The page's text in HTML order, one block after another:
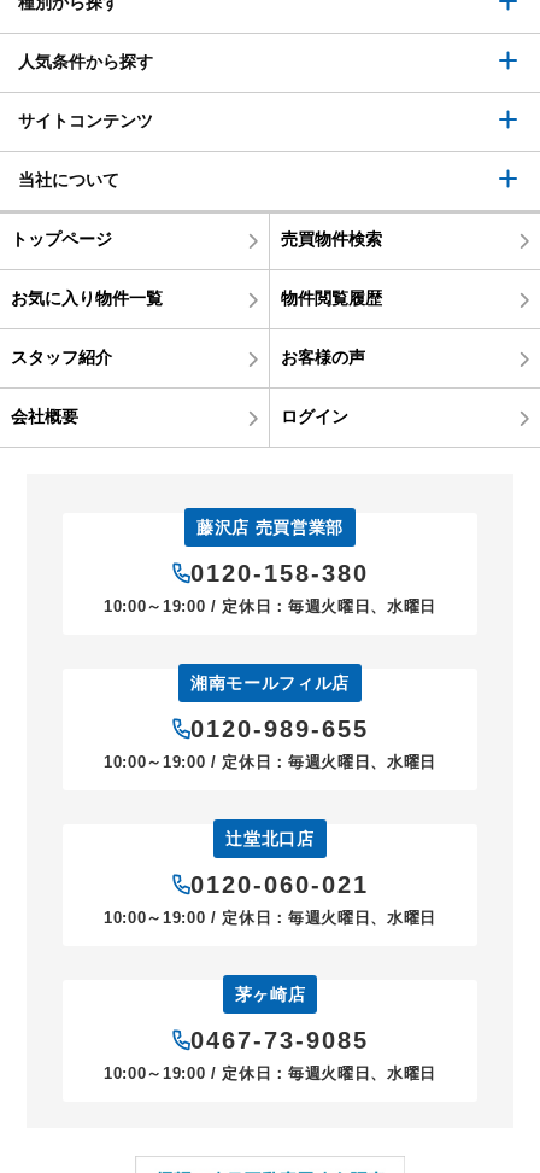
人気条件から探す
サイトコンテンツ
当社について
トップページ 売買物件検索
お気に入り物件一覧 物件閲覧履歴
スタッフ紹介 お客様の声
会社概要 ログイン
藤沢店 売買営業部
0120-158-380
10:00～19:00 / 定休日：毎週火曜日、水曜日
湘南モールフィル店
0120-989-655
10:00～19:00 / 定休日：毎週火曜日、水曜日
辻堂北口店
0120-060-021
10:00～19:00 / 定休日：毎週火曜日、水曜日
茅ヶ崎店
0467-73-9085
10:00～19:00 / 定休日：毎週火曜日、水曜日